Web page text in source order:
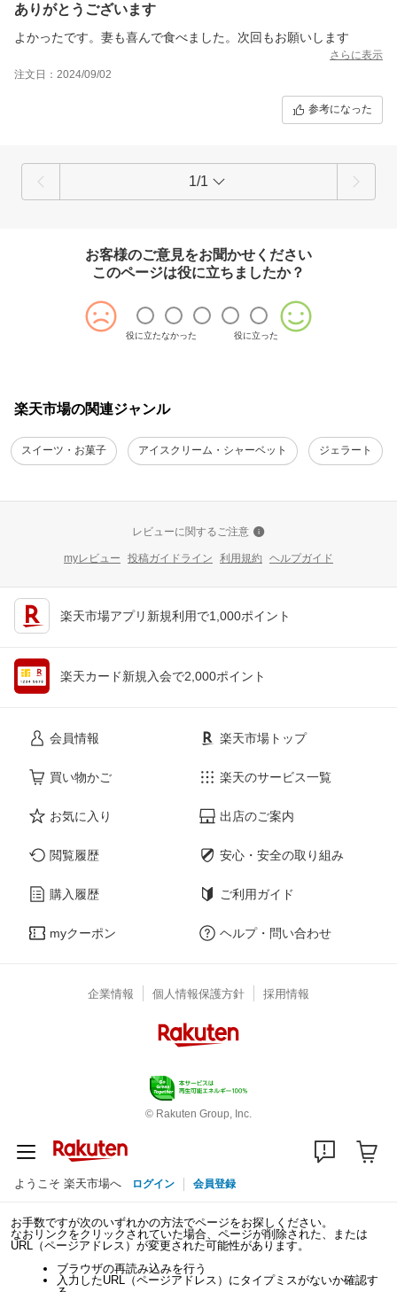
ありがとうございます
よかったです。妻も喜んで食べました。次回もお願いします
さらに表示
注文日：2024/09/02
参考になった
1/1
お客様のご意見をお聞かせください
このページは役に立ちましたか？
役に立たなかった 役に立った
楽天市場の関連ジャンル
スイーツ・お菓子 アイスクリーム・シャーベット ジェラート
レビューに関するご注意
myレビュー 投稿ガイドライン 利用規約 ヘルプガイド
楽天市場アプリ新規利用で1,000ポイント
楽天カード新規入会で2,000ポイント
会員情報
買い物かご
お気に入り
閲覧履歴
購入履歴
myクーポン
楽天市場トップ
楽天のサービス一覧
出店のご案内
安心・安全の取り組み
ご利用ガイド
ヘルプ・問い合わせ
企業情報 個人情報保護方針 採用情報
© Rakuten Group, Inc.
ようこそ 楽天市場へ ログイン 会員登録
お手数ですが次のいずれかの方法でページをお探しください。
なおリンクをクリックされていた場合、ページが削除された、または
URL（ページアドレス）が変更された可能性があります。
ブラウザの再読み込みを行う
入力したURL（ページアドレス）にタイプミスがないか確認す